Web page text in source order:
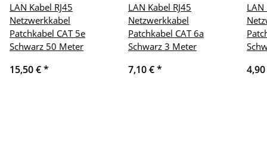
LAN Kabel RJ45
Netzwerkkabel
Patchkabel CAT 5e
Schwarz 50 Meter
15,50 €*
LAN Kabel RJ45
Netzwerkkabel
Patchkabel CAT 6a
Schwarz 3 Meter
7,10 €*
LAN